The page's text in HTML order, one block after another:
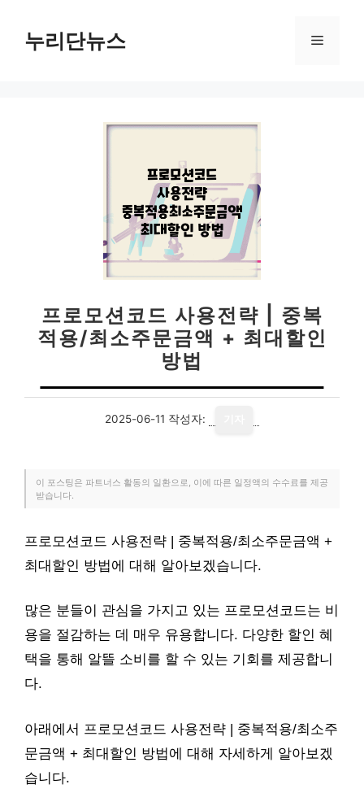
누리단뉴스 메
프로모션코드 사용전략 | 중복
적용/최소주문금액 + 최대할인
방법
2025-06-11 작성자:
이 포스팅은 파트너스 활동의 일환으로, 이에 따른 일정액의 수수료를 제공
받습니다.
프로모션코드 사용전략 | 중복적용/최소주문금액 +
최대할인 방법에 대해 알아보겠습니다.
많은 분들이 관심을 가지고 있는 프로모션코드는 비
용을 절감하는 데 매우 유용합니다. 다양한 할인 혜
택을 통해 알뜰 소비를 할 수 있는 기회를 제공합니
다.
아래에서 프로모션코드 사용전략 | 중복적용/최소주
문금액 + 최대할인 방법에 대해 자세하게 알아보겠
습니다.